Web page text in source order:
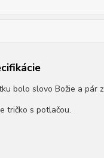
bolo slovo Božie a pár
tričko s potlačou.